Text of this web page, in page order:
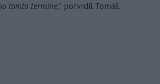
tomto termíne," potvrdil Tomáš.